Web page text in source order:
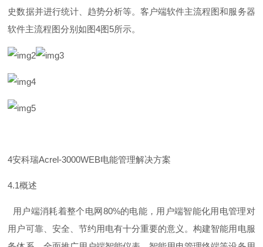
史数据并进行统计、趋势分析等。客户端软件主流程图和服务器
软件主流程图分别如图4图5所示。
4安科瑞Acrel-3000WEB电能管理解决方案
4.1概述
用户端消耗着整个电网80%的电能，用户端智能化用电管理对
用户可靠、安全、节约用电有十分重要的意义。构建智能用电服